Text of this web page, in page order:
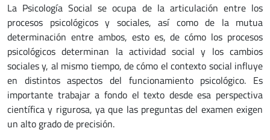
La Psicología Social se ocupa de la articulación entre los
procesos psicológicos y sociales, así como de la mutua
determinación entre ambos, esto es, de cómo los procesos
psicológicos determinan la actividad social y los cambios
sociales y, al mismo tiempo, de cómo el contexto social influye
en distintos aspectos del funcionamiento psicológico. Es
importante trabajar a fondo el texto desde esa perspectiva
científica y rigurosa, ya que las preguntas del examen exigen
un alto grado de precisión.